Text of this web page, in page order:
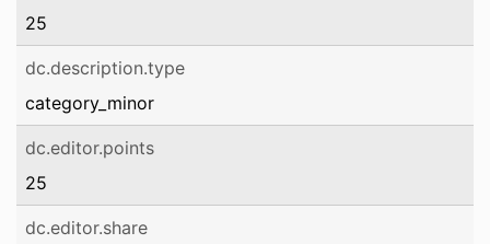
25
dc.description.type
category_minor
dc.editor.points
25
dc.editor.share